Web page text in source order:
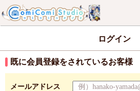
ログイン
既に会員登録をされているお客様
メールアドレス